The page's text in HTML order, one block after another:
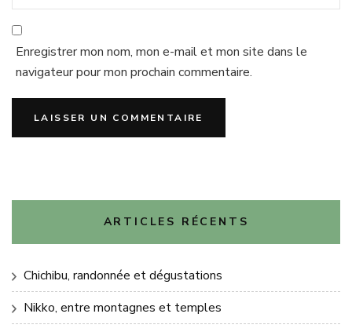
Enregistrer mon nom, mon e-mail et mon site dans le
navigateur pour mon prochain commentaire.
ARTICLES RÉCENTS
Chichibu, randonnée et dégustations
Nikko, entre montagnes et temples